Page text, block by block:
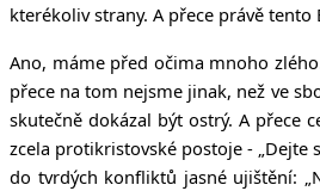
kterékoliv strany. A přece právě
Ano, máme před očima mnoho
přece na tom nejsme jinak, než ve
skutečně dokázal být ostrý. A přece
zcela protikristovské postoje - „Dejte
do tvrdých konfliktů jasné ujištění: